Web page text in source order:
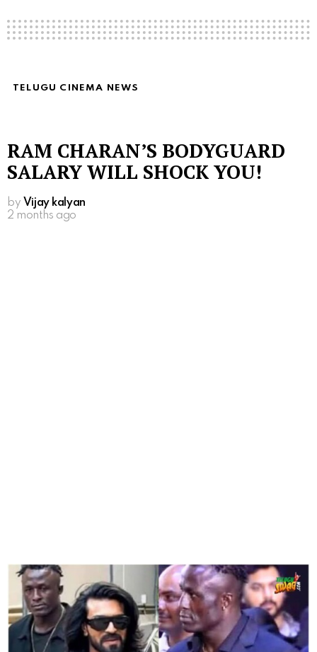
TELUGU CINEMA NEWS
RAM CHARAN’S BODYGUARD
SALARY WILL SHOCK YOU!
by Vijay kalyan
2 months ago